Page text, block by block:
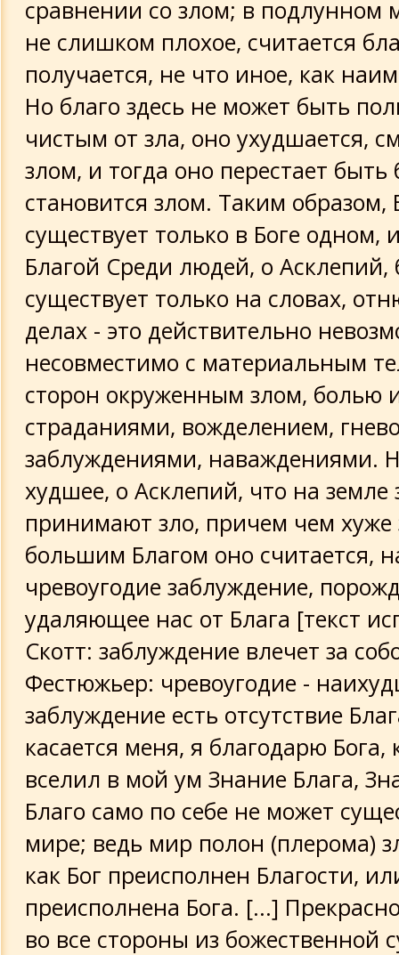
сравнении со злом; в подлунном
не слишком плохое, считается
получается, не что иное, как
Но благо здесь не может быть
чистым от зла, оно ухудшается,
злом, и тогда оно перестает быть
становится злом. Таким образом,
существует только в Боге одном,
Благой Среди людей, о Асклепий,
существует только на словах,
делах - это действительно
несовместимо с материальным
сторон окруженным злом, болью
страданиями, вожделением,
заблуждениями, наваждениями.
худшее, о Асклепий, что на земле
принимают зло, причем чем хуже
большим Благом оно считается,
чревоугодие заблуждение,
удаляющее нас от Блага [текст
Скотт: заблуждение влечет за
Фестюжьер: чревоугодие -
заблуждение есть отсутствие
касается меня, я благодарю Бога,
вселил в мой ум Знание Блага,
Благо само по себе не может
мире; ведь мир полон (плерома)
как Бог преисполнен Благости,
преисполнена Бога. [...]
во все стороны из божественной